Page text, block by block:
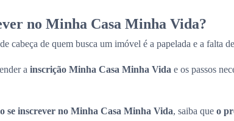
no Minha Casa Minha Vida?
cabeça de quem busca um imóvel é a papelada e a falta
a inscrição Minha Casa Minha Vida e os passos
se inscrever no Minha Casa Minha Vida, saiba que o